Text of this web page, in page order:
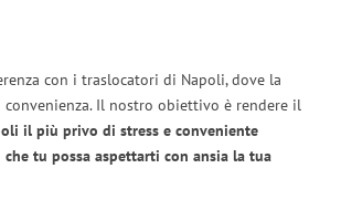
con i traslocatori di Napoli, dove la
Il nostro obiettivo è rendere il
il più privo di stress e conveniente
tu possa aspettarti con ansia la tua